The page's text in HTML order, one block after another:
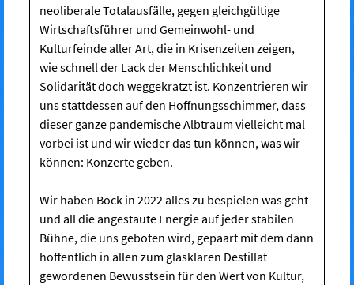
neoliberale Totalausfälle, gegen gleichgültige
Wirtschaftsführer und Gemeinwohl- und
Kulturfeinde aller Art, die in Krisenzeiten zeigen,
wie schnell der Lack der Menschlichkeit und
Solidarität doch weggekratzt ist. Konzentrieren wir
uns stattdessen auf den Hoffnungsschimmer, dass
dieser ganze pandemische Albtraum vielleicht mal
vorbei ist und wir wieder das tun können, was wir
können: Konzerte geben.
Wir haben Bock in 2022 alles zu bespielen was geht
und all die angestaute Energie auf jeder stabilen
Bühne, die uns geboten wird, gepaart mit dem dann
hoffentlich in allen zum glasklaren Destillat
gewordenen Bewusstsein für den Wert von Kultur,